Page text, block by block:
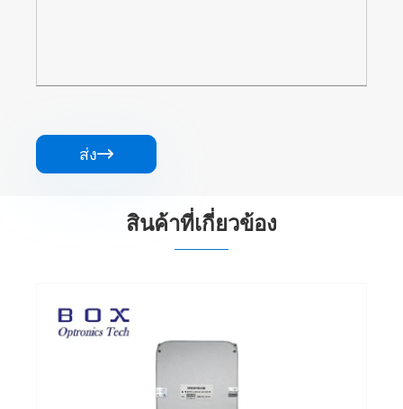
ส่ง
สินค้าที่เกี่ยวข้อง